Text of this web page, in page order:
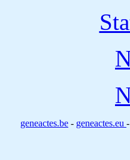
geneactes.be - geneactes.eu -